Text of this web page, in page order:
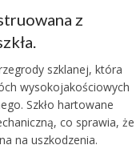
z
szklanej, która
wysokojakościowych
Szkło hartowane
co sprawia, że
na uszkodzenia.